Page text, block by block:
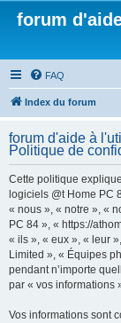
forum
FAQ
Index du forum
forum d'aide à
Politique de
Cette politique
logiciels @t Home PC
« nous », « notre », «
PC 84 », « https://
« ils », « eux », « leur
Limited », « Équipes
pendant n’importe
par « vos informations
Vos informations sont